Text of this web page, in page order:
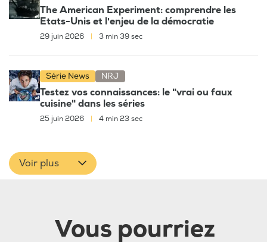
The American Experiment: comprendre les
Etats-Unis et l'enjeu de la démocratie
29 juin 2026 3 min 39 sec
Série News NRJ
Testez vos connaissances: le "vrai ou faux
cuisine" dans les séries
25 juin 2026 | 4 min 23 sec
Voir plus
Vous pourriez